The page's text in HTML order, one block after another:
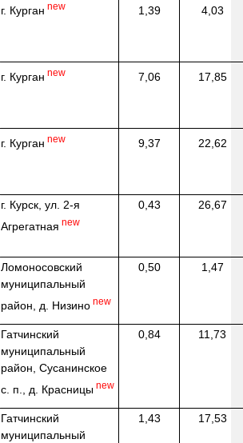
г. Курган new 1,39 4,03
г. Курган new 7,06 17,85
г. Курган new 9,37 22,62
г. Курск, ул. 2-я
Агрегатная new
0,43 26,67
Ломоносовский
муниципальный
район, д. Низино new
0,50 1,47
Гатчинский
муниципальный
район, Сусанинское
с. п., д. Красницы new
0,84 11,73
Гатчинский
муниципальный
1,43 17,53